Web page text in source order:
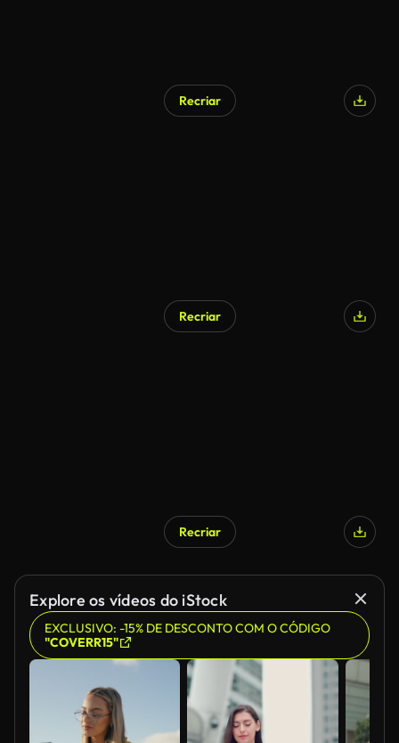
Recriar
Recriar
Gerado por IA
Recriar
Explore os vídeos do iStock
EXCLUSIVO: -15% DE DESCONTO COM O CÓDIGO
"COVERR15"